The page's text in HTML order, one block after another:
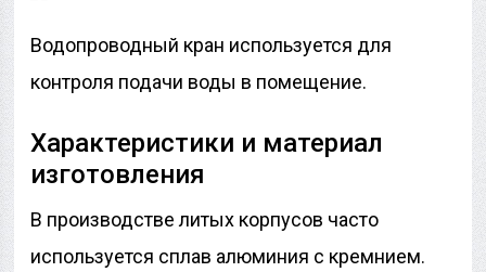
Водопроводный кран используется для
контроля подачи воды в помещение.
Характеристики и материал
изготовления
В производстве литых корпусов часто
используется сплав алюминия с кремнием.